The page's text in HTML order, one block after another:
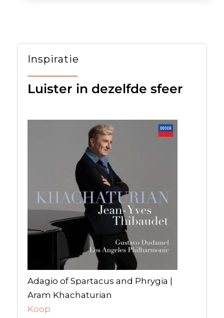
Inspiratie
Luister in dezelfde sfeer
Adagio of Spartacus and Phrygia |
Aram Khachaturian
Koop